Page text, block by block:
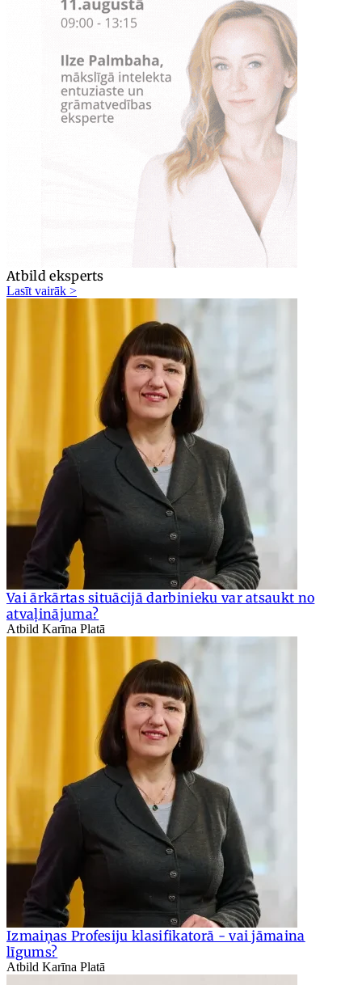
Atbild eksperts
Lasīt vairāk >
Vai ārkārtas situācijā darbinieku var atsaukt no
atvaļinājuma?
Atbild Karīna Platā
Izmaiņas Profesiju klasifikatorā - vai jāmaina
līgums?
Atbild Karīna Platā